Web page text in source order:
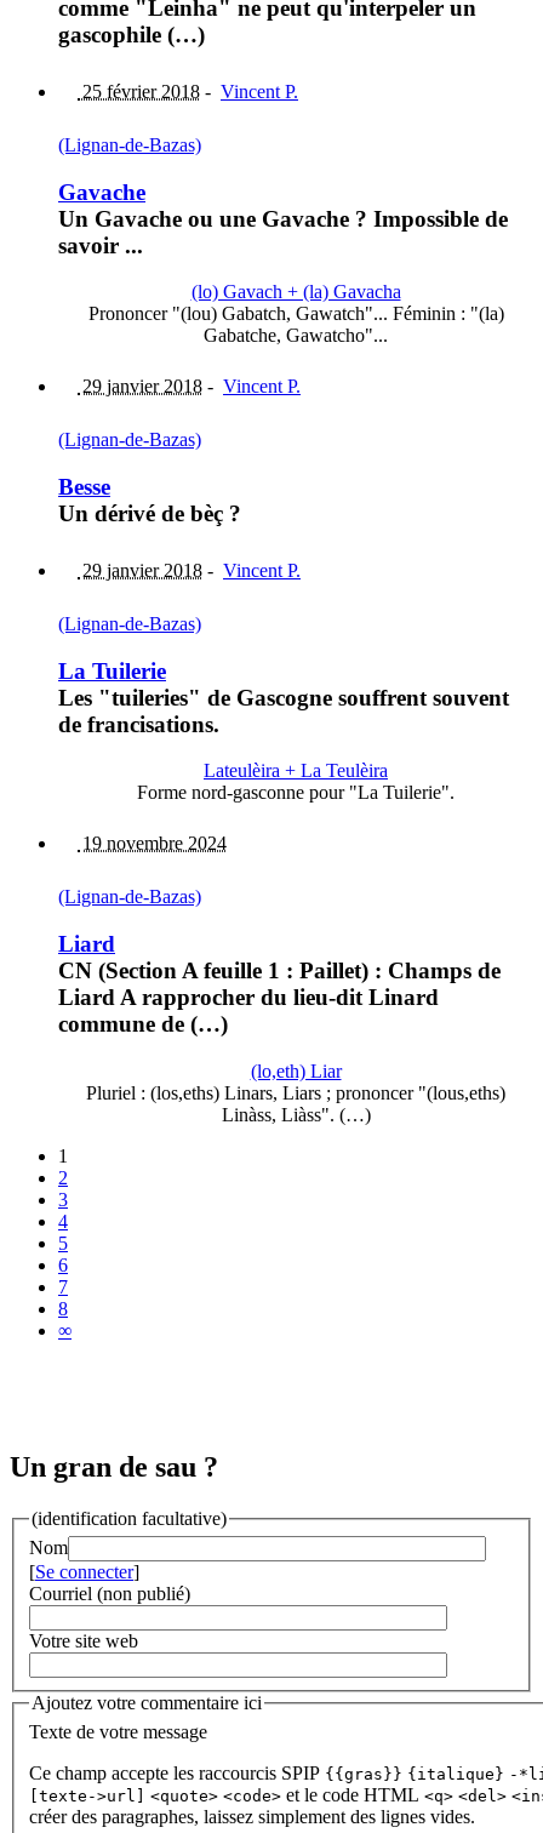
comme "Leinha" ne peut qu'interpeler un
gascophile (…)
25 février 2018 - Vincent P.
(Lignan-de-Bazas)
Gavache
Un Gavache ou une Gavache ? Impossible de
savoir ...
(lo) Gavach + (la) Gavacha
Prononcer "(lou) Gabatch, Gawatch"... Féminin : "(la)
Gabatche, Gawatcho"...
29 janvier 2018 - Vincent P.
(Lignan-de-Bazas)
Besse
Un dérivé de bèç ?
29 janvier 2018 - Vincent P.
(Lignan-de-Bazas)
La Tuilerie
Les "tuileries" de Gascogne souffrent souvent
de francisations.
Lateulèira + La Teulèira
Forme nord-gasconne pour "La Tuilerie".
19 novembre 2024
(Lignan-de-Bazas)
Liard
CN (Section A feuille 1 : Paillet) : Champs de
Liard A rapprocher du lieu-dit Linard
commune de (…)
(lo,eth) Liar
Pluriel : (los,eths) Linars, Liars ; prononcer "(lous,eths)
Linàss, Liàss". (…)
1
2
3
4
5
6
7
8
∞
Un gran de sau ?
(identification facultative)
Nom
[Se connecter]
Courriel (non publié)
Votre site web
Ajoutez votre commentaire ici
Texte de votre message
Ce champ accepte les raccourcis SPIP {{gras}} {italique} -
[texte->url] <quote> <code> et le code HTML <q> <del>
créer des paragraphes, laissez simplement des lignes vides.